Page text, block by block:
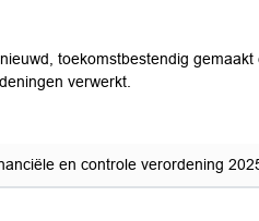
toekomstbestendig gemaakt
verwerkt.
en controle verordening